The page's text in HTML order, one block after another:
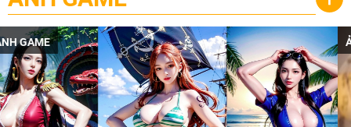
ẢNH GAME